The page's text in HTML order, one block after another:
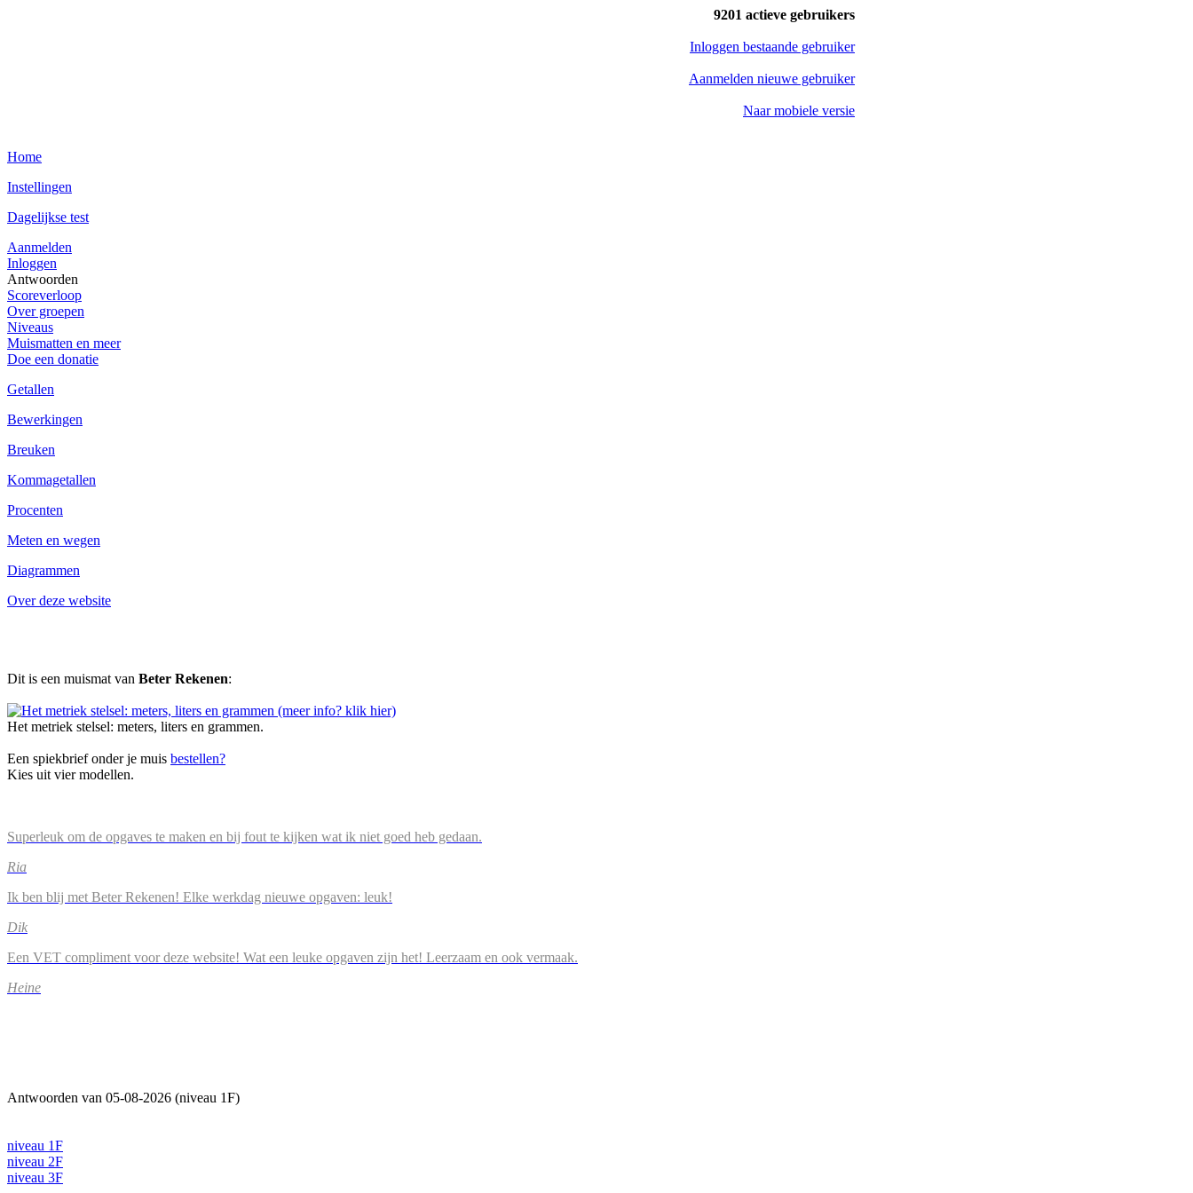
9201 actieve gebruikers
Inloggen bestaande gebruiker
Aanmelden nieuwe gebruiker
Naar mobiele versie
Home
Instellingen
Dagelijkse test
Aanmelden
Inloggen
Antwoorden
Scoreverloop
Over groepen
Niveaus
Muismatten en meer
Doe een donatie
Getallen
Bewerkingen
Breuken
Kommagetallen
Procenten
Meten en wegen
Diagrammen
Over deze website
Dit is een muismat van Beter Rekenen:
Het metriek stelsel: meters, liters en grammen.
Een spiekbrief onder je muis bestellen?
Kies uit vier modellen.
Superleuk om de opgaves te maken en bij fout te kijken wat ik niet goed heb gedaan.
Ria
Ik ben blij met Beter Rekenen! Elke werkdag nieuwe opgaven: leuk!
Dik
Een VET compliment voor deze website! Wat een leuke opgaven zijn het! Leerzaam en ook vermaak.
Heine
Antwoorden van 05-08-2026 (niveau 1F)
niveau 1F
niveau 2F
niveau 3F